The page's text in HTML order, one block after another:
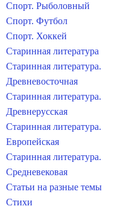
Спорт. Рыболовный
Спорт. Футбол
Спорт. Хоккей
Старинная литература
Старинная литература.
Древневосточная
Старинная литература.
Древнерусская
Старинная литература.
Европейская
Старинная литература.
Средневековая
Статьи на разные темы
Стихи